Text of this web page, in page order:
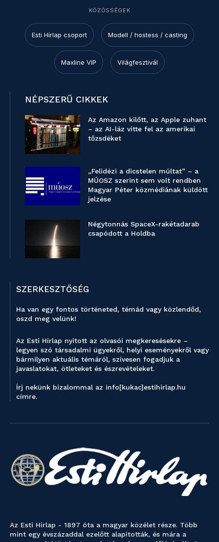
KÖZÖSSÉGEK
Esti Hírlap csoport Modell / hostess / casting
Maxline VIP Világfesztivál
NÉPSZERŰ CIKKEK
Az Amazon kilőtt, az Apple zuhant
– az AI-láz vitte fel az amerikai
tőzsdéket
„Felidézi a dicstelen múltat” – a
MÚOSZ szerint sem volt rendben
Magyar Péter közmédiának küldött
jelzése
Négytonnás SpaceX-rakétadarab
csapódott a Holdba
SZERKESZTŐSÉG
Ha van egy fontos történeted, témád vagy közlendőd,
oszd meg velünk!
Az Esti Hírlap nyitott az olvasói megkeresésekre –
legyen szó társadalmi ügyekről, helyi eseményekről vagy
bármilyen aktuális témáról, szívesen fogadjuk a
javaslatokat, ötleteket és észrevételeket.
Írj nekünk bizalommal az info[kukac]estihirlap.hu
címre.
Az Esti Hírlap - 1897 óta a magyar közélet része. Több
mint egy évszázaddal ezelőtt alapították, és mára a